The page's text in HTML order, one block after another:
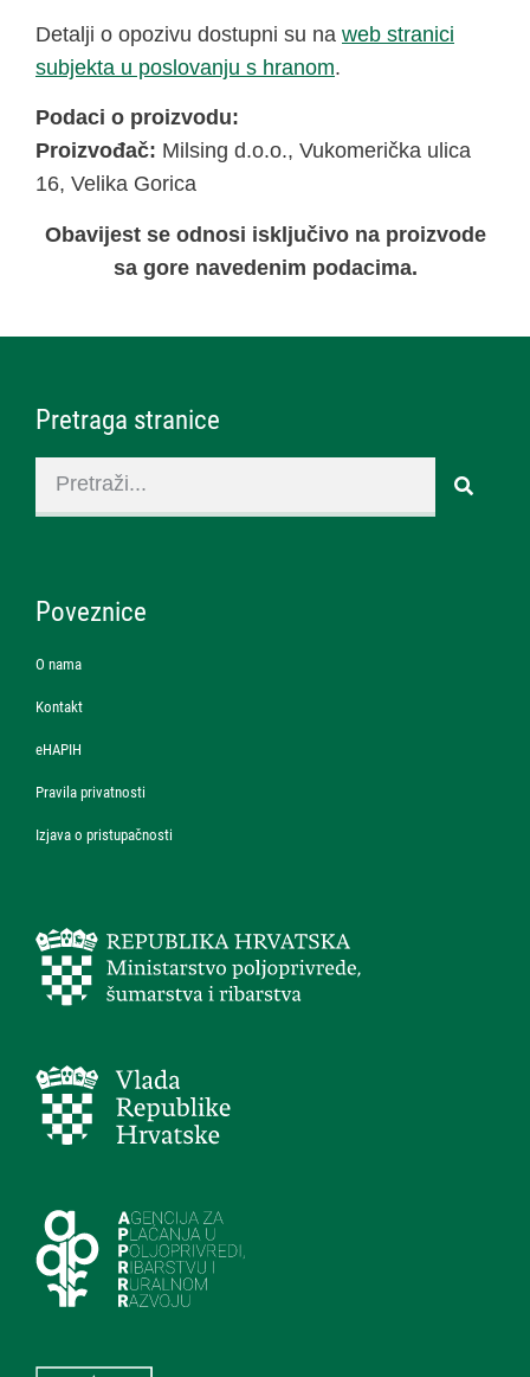
Detalji o opozivu dostupni su na web stranici
subjekta u poslovanju s hranom.
Podaci o proizvodu:
Proizvođač: Milsing d.o.o., Vukomerička ulica
16, Velika Gorica
Obavijest se odnosi isključivo na proizvode
sa gore navedenim podacima.
Pretraga stranice
Poveznice
O nama
Kontakt
eHAPIH
Pravila privatnosti
Izjava o pristupačnosti